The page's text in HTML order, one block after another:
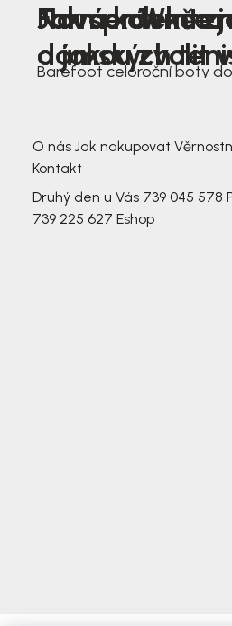
Nová kolekce
dámských
Jak správně
a jakou zvolit
Farmer
Barefoot celoroční boty
O nás Jak nakupovat
Kontakt
Druhý den u Vás 739 045 578
739 225 627 Eshop